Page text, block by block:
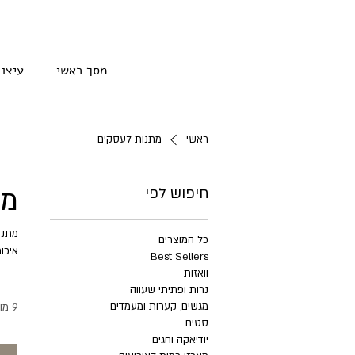
מסך ראשי
ראשי מתנות לעסקים
חיפוש לפי
כל המוצרים
Best Sellers
וואזות
נרות ופתיתי שעווה
מגשים, קערות ומעמדים
סטים
יודיאקה וחגים
9 מוצרים